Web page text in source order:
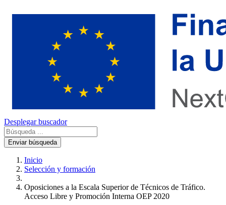
Desplegar buscador
Enviar búsqueda
Inicio
Selección y formación
Oposiciones a la Escala Superior de Técnicos de Tráfico.
Acceso Libre y Promoción Interna OEP 2020